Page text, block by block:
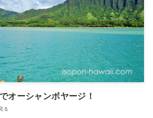
オーシャンボヤージ！
る